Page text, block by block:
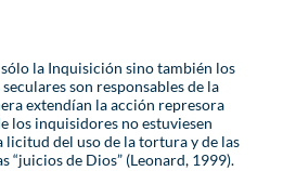
la Inquisición sino también los
son responsables de la
extendían la acción represora
los inquisidores no estuviesen
licitud del uso de la tortura y de las
“juicios de Dios” (Leonard, 1999).